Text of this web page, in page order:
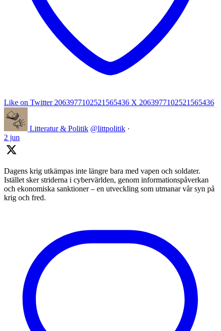
Like on Twitter 2063977102521565436 X 2063977102521565436
Litteratur & Politik @littpolitik ·
2 jun
Dagens krig utkämpas inte längre bara med vapen och soldater.
Istället sker striderna i cybervärlden, genom informationspåverkan
och ekonomiska sanktioner – en utveckling som utmanar vår syn på
krig och fred.